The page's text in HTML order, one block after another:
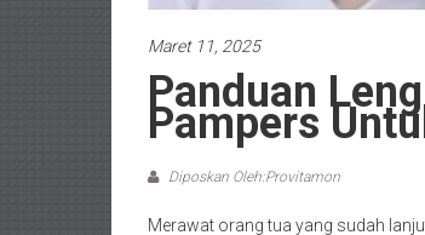
Maret 11, 2025
Panduan
Pampers
Diposkan Oleh:Provitamon
Merawat orang tua yang sudah